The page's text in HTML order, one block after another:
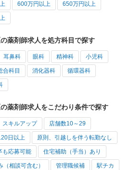
600万円以上 650万円以上
薬剤師求人を処方科目で探す
耳鼻科 眼科 精神科 小児科
合科目 消化器科 循環器科
薬剤師求人をこだわり条件で探す
スキルアップ 店舗数10～29
日以上 原則、引越しを伴う転勤なし
も応募可能 住宅補助（手当）あり
（相談可含む） 管理職候補 駅チカ